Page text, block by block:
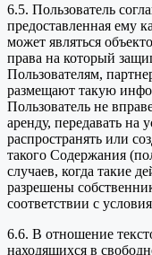
6.5. Пользователь
предоставленная ему
может являться
права на который
Пользователям,
размещают такую
Пользователь не
аренду, передавать на
распространять или
такого Содержания
случаев, когда такие
разрешены
соответствии с
6.6. В отношение
находящихся в